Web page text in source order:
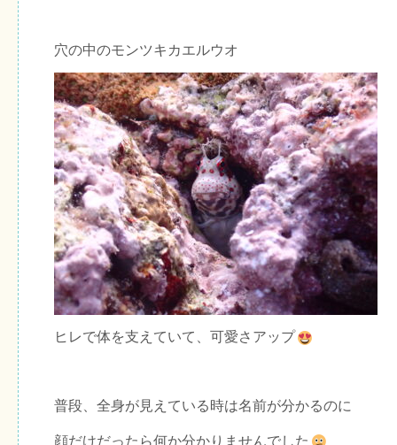
穴の中のモンツキカエルウオ
ヒレで体を支えていて、可愛さアップ
普段、全身が見えている時は名前が分かるのに
顔だけだったら何か分かりませんでした